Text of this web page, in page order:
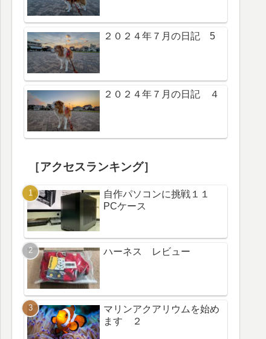
２０２４年７月の日記 5
２０２４年７月の日記 ４
［アクセスランキング］
自作パソコンに挑戦１１
PCケース
ハーネス レビュー
マリンアクアリウムを始め
ます ２